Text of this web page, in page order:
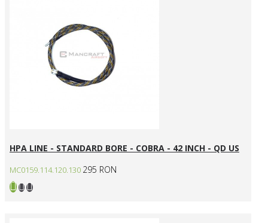
HPA LINE - STANDARD BORE - COBRA - 42 INCH - QD US
MC0159.114.120.130 295 RON